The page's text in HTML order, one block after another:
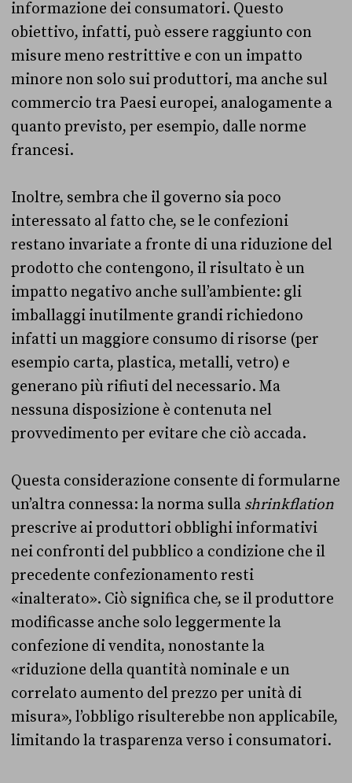
informazione dei consumatori. Questo
obiettivo, infatti, può essere raggiunto con
misure meno restrittive e con un impatto
minore non solo sui produttori, ma anche sul
commercio tra Paesi europei, analogamente a
quanto previsto, per esempio, dalle norme
francesi.
Inoltre, sembra che il governo sia poco
interessato al fatto che, se le confezioni
restano invariate a fronte di una riduzione del
prodotto che contengono, il risultato è un
impatto negativo anche sull’ambiente: gli
imballaggi inutilmente grandi richiedono
infatti un maggiore consumo di risorse (per
esempio carta, plastica, metalli, vetro) e
generano più rifiuti del necessario. Ma
nessuna disposizione è contenuta nel
provvedimento per evitare che ciò accada.
Questa considerazione consente di formularne
un’altra connessa: la norma sulla shrinkflation
prescrive ai produttori obblighi informativi
nei confronti del pubblico a condizione che il
precedente confezionamento resti
«inalterato». Ciò significa che, se il produttore
modificasse anche solo leggermente la
confezione di vendita, nonostante la
«riduzione della quantità nominale e un
correlato aumento del prezzo per unità di
misura», l’obbligo risulterebbe non applicabile,
limitando la trasparenza verso i consumatori.